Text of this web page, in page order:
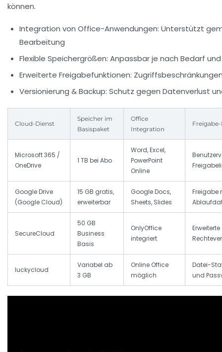
können.
Integration von Office-Anwendungen: Unterstützt
Bearbeitung
Flexible Speichergrößen: Anpassbar je nach Bedarf
Erweiterte Freigabefunktionen:
Versionierung & Backup: Schutz gegen Datenverlust
Cloud-Dienst
Speicher im
Basispaket
Office
Integration
Microsoft 365 /
OneDrive
1 TB bei Abo
Word, Excel,
PowerPoint
Online
Google Drive
(Google Cloud)
15 GB gratis,
erweiterbar
Google Docs,
Sheets, Slides
Freigabe
SecureCloud
50 GB
Business
Basis
OnlyOffice
integriert
Erweiterte
luckycloud
Variabel ab
3 GB
Online Office
möglich
Datei-
und